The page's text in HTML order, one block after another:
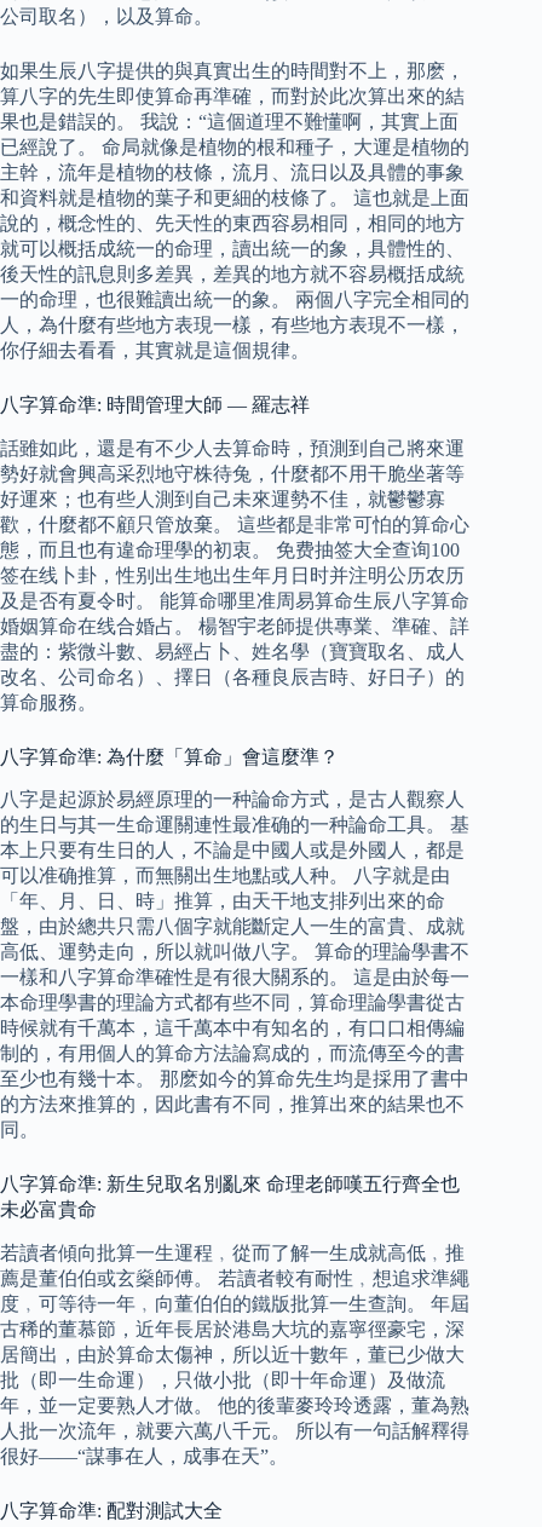
公司取名），以及算命。
如果生辰八字提供的與真實出生的時間對不上，那麽，
算八字的先生即使算命再準確，而對於此次算出來的結
果也是錯誤的。 我說：“這個道理不難懂啊，其實上面
已經說了。 命局就像是植物的根和種子，大運是植物的
主幹，流年是植物的枝條，流月、流日以及具體的事象
和資料就是植物的葉子和更細的枝條了。 這也就是上面
說的，概念性的、先天性的東西容易相同，相同的地方
就可以概括成統一的命理，讀出統一的象，具體性的、
後天性的訊息則多差異，差異的地方就不容易概括成統
一的命理，也很難讀出統一的象。 兩個八字完全相同的
人，為什麼有些地方表現一樣，有些地方表現不一樣，
你仔細去看看，其實就是這個規律。
八字算命準: 時間管理大師 — 羅志祥
話雖如此，還是有不少人去算命時，預測到自己將來運
勢好就會興高采烈地守株待兔，什麼都不用干脆坐著等
好運來；也有些人測到自己未來運勢不佳，就鬱鬱寡
歡，什麼都不顧只管放棄。 這些都是非常可怕的算命心
態，而且也有違命理學的初衷。 免费抽签大全查询100
签在线卜卦，性别出生地出生年月日时并注明公历农历
及是否有夏令时。 能算命哪里准周易算命生辰八字算命
婚姻算命在线合婚占。 楊智宇老師提供專業、準確、詳
盡的：紫微斗數、易經占卜、姓名學（寶寶取名、成人
改名、公司命名）、擇日（各種良辰吉時、好日子）的
算命服務。
八字算命準: 為什麼「算命」會這麼準？
八字是起源於易經原理的一种論命方式，是古人觀察人
的生日与其一生命運關連性最准确的一种論命工具。 基
本上只要有生日的人，不論是中國人或是外國人，都是
可以准确推算，而無關出生地點或人种。 八字就是由
「年、月、日、時」推算，由天干地支排列出來的命
盤，由於總共只需八個字就能斷定人一生的富貴、成就
高低、運勢走向，所以就叫做八字。 算命的理論學書不
一樣和八字算命準確性是有很大關系的。 這是由於每一
本命理學書的理論方式都有些不同，算命理論學書從古
時候就有千萬本，這千萬本中有知名的，有口口相傳編
制的，有用個人的算命方法論寫成的，而流傳至今的書
至少也有幾十本。 那麽如今的算命先生均是採用了書中
的方法來推算的，因此書有不同，推算出來的結果也不
同。
八字算命準: 新生兒取名別亂來 命理老師嘆五行齊全也
未必富貴命
若讀者傾向批算一生運程﹐從而了解一生成就高低﹐推
薦是董伯伯或玄燊師傅。 若讀者較有耐性﹐想追求準繩
度﹐可等待一年﹐向董伯伯的鐵版批算一生查詢。 年屆
古稀的董慕節，近年長居於港島大坑的嘉寧徑豪宅，深
居簡出，由於算命太傷神，所以近十數年，董已少做大
批（即一生命運），只做小批（即十年命運）及做流
年，並一定要熟人才做。 他的後輩麥玲玲透露，董為熟
人批一次流年，就要六萬八千元。 所以有一句話解釋得
很好——“謀事在人，成事在天”。
八字算命準: 配對測試大全